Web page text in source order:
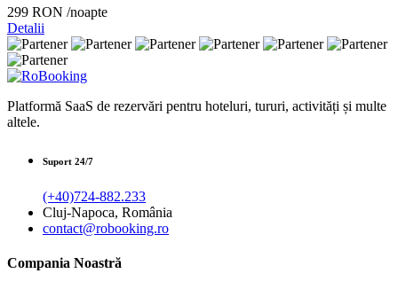
299 RON /noapte
Detalii
Platformă SaaS de rezervări pentru hoteluri, tururi, activități și multe
altele.
Suport 24/7
(+40)724-882.233
Cluj-Napoca, România
contact@robooking.ro
Compania Noastră